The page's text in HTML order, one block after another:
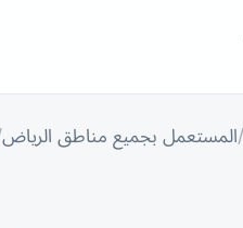
المستعمل بجميع مناطق الرياض